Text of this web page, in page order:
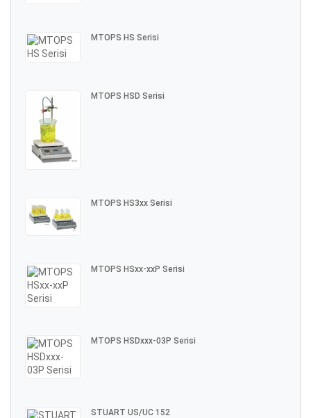
MTOPS HS Serisi
MTOPS HSD Serisi
MTOPS HS3xx Serisi
MTOPS HSxx-xxP Serisi
MTOPS HSDxxx-03P Serisi
STUART US/UC 152